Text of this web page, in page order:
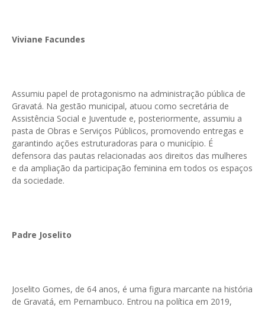
Viviane Facundes
Assumiu papel de protagonismo na administração pública de
Gravatá. Na gestão municipal, atuou como secretária de
Assistência Social e Juventude e, posteriormente, assumiu a
pasta de Obras e Serviços Públicos, promovendo entregas e
garantindo ações estruturadoras para o município. É
defensora das pautas relacionadas aos direitos das mulheres
e da ampliação da participação feminina em todos os espaços
da sociedade.
Padre Joselito
Joselito Gomes, de 64 anos, é uma figura marcante na história
de Gravatá, em Pernambuco. Entrou na política em 2019,